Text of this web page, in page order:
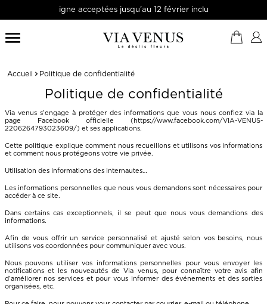
gne acceptées jusqu’au 12 février inclus

Accueil Politique de confidentialité
Politique de confidentialité
Via venus s’engage à protéger des informations que vous nous confiez via la
page Facebook officielle (https://www.facebook.com/VIA-VENUS-
2206264793023609/) et ses applications.
Cette politique explique comment nous recueillons et utilisons vos informations
et comment nous protégeons votre vie privée.
Utilisation des informations des internautes…
Les informations personnelles que nous vous demandons sont nécessaires pour
accéder à ce site.
Dans certains cas exceptionnels, il se peut que nous vous demandions des
informations.
Afin de vous offrir un service personnalisé et ajusté selon vos besoins, nous
utilisons vos coordonnées pour communiquer avec vous.
Nous pouvons utiliser vos informations personnelles pour vous envoyer les
notifications et les nouveautés de Via venus, pour connaître votre avis afin
d’améliorer nos services et pour vous informer des événements et des sorties
organisées, etc.